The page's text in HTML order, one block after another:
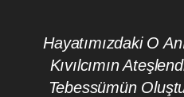
Hayatımızdaki O
Kıvılcımın
Tebessümün